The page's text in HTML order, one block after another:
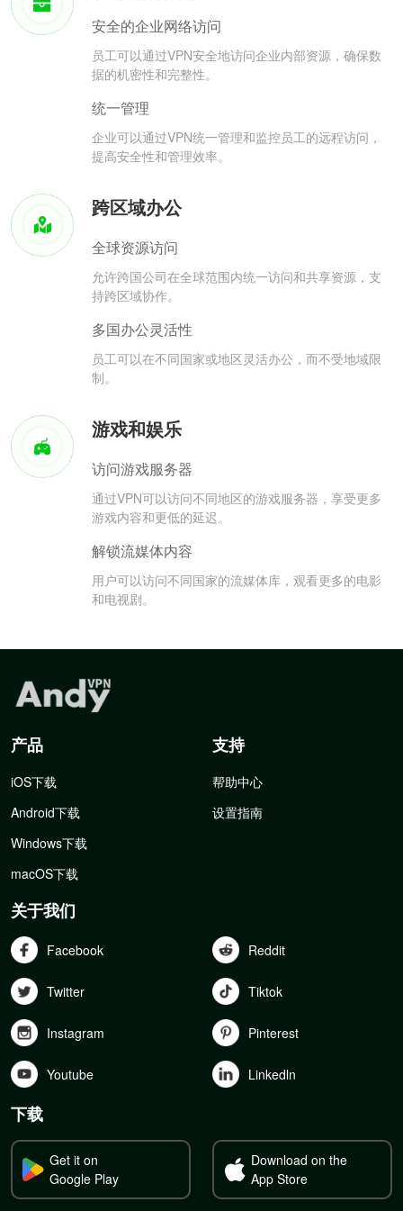
安全的企业网络访问
员工可以通过VPN安全地访问企业内部资源，确保数
据的机密性和完整性。
统一管理
企业可以通过VPN统一管理和监控员工的远程访问，
提高安全性和管理效率。
跨区域办公
全球资源访问
允许跨国公司在全球范围内统一访问和共享资源，支
持跨区域协作。
多国办公灵活性
员工可以在不同国家或地区灵活办公，而不受地域限
制。
游戏和娱乐
访问游戏服务器
通过VPN可以访问不同地区的游戏服务器，享受更多
游戏内容和更低的延迟。
解锁流媒体内容
用户可以访问不同国家的流媒体库，观看更多的电影
和电视剧。
产品
iOS下载
Android下载
Windows下载
macOS下载
支持
帮助中心
设置指南
关于我们
Facebook Reddit
Twitter Tiktok
Instagram Pinterest
Youtube Linkedln
下载
Get it on
Google Play
Download on the
App Store